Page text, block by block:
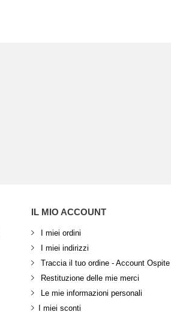
IL MIO ACCOUNT
I miei ordini
I miei indirizzi
Traccia il tuo ordine - Account Ospite
Restituzione delle mie merci
Le mie informazioni personali
I miei sconti